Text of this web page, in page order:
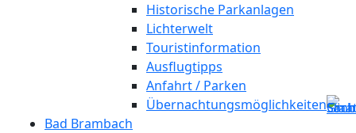
Historische Parkanlagen
Lichterwelt
Touristinformation
Ausflugtipps
Anfahrt / Parken
Übernachtungsmöglichkeiten
Bad Brambach